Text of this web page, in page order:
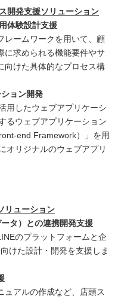
開発支援ソリューション
体験設計支援
レームワークを用いて、顧
に求められる機能要件やサ
向けた具体的なプロセス構
ョン開発
用したウェブアプリケーシ
るウェブアプリケーション
end Framework）」を用
オリジナルのウェブアプリ
リューション
タ）との連携開発支援
のプラットフォームと企
けた設計・開発を支援しま
ュアルの作成など、店頭ス